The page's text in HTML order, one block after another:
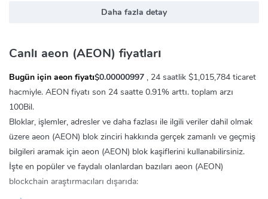
Daha fazla detay
Canlı aeon (AEON) fiyatları
Bugün için aeon fiyatı$0.00000997 , 24 saatlik $1,015,784 ticaret
hacmiyle. AEON fiyatı son 24 saatte 0.91% arttı. toplam arzı
100Bil.
Bloklar, işlemler, adresler ve daha fazlası ile ilgili veriler dahil olmak
üzere aeon (AEON) blok zinciri hakkında gerçek zamanlı ve geçmiş
bilgileri aramak için aeon (AEON) blok kaşiflerini kullanabilirsiniz.
İşte en popüler ve faydalı olanlardan bazıları aeon (AEON)
blockchain araştırmacıları dışarıda: